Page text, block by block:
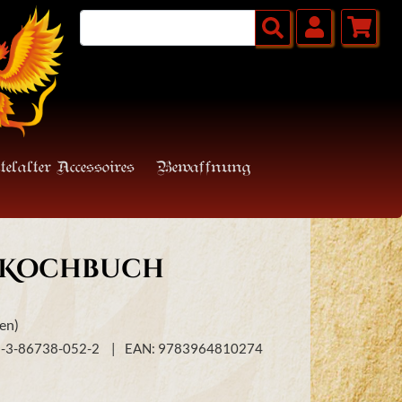
Accessoires Bewaffnung
3-86738-052-2 EAN: 9783964810274